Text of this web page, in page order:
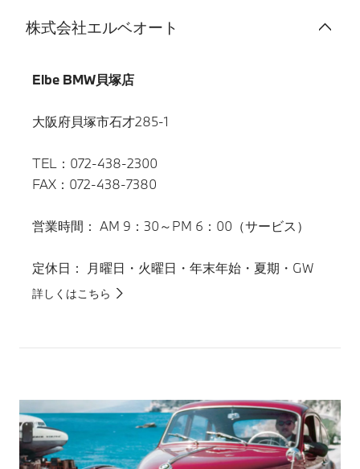
株式会社エルベオート
Elbe BMW貝塚店
大阪府貝塚市石才285-1
TEL：072-438-2300
FAX：072-438-7380
営業時間： AM 9：30～PM 6：00（サービス）
定休日： 月曜日・火曜日・年末年始・夏期・GW
詳しくはこちら